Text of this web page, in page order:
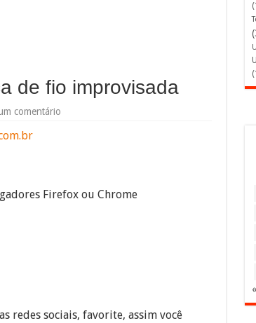
de fio improvisada
comentário
Firefox ou Chrome
redes sociais, favorite, assim você